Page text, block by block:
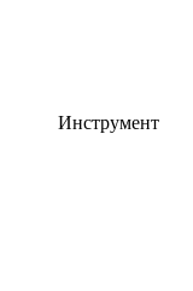
Инструмент